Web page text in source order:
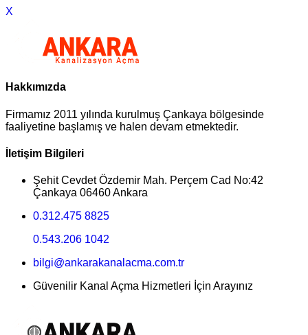
X
Hakkımızda
Firmamız 2011 yılında kurulmuş Çankaya bölgesinde
faaliyetine başlamış ve halen devam etmektedir.
İletişim Bilgileri
Şehit Cevdet Özdemir Mah. Perçem Cad No:42
Çankaya 06460 Ankara
0.312.475 8825
0.543.206 1042
bilgi@ankarakanalacma.com.tr
Güvenilir Kanal Açma Hizmetleri İçin Arayınız